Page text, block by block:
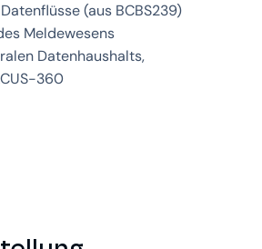
(aus BCBS239)
Meldewesens
Datenhaushalts,
360